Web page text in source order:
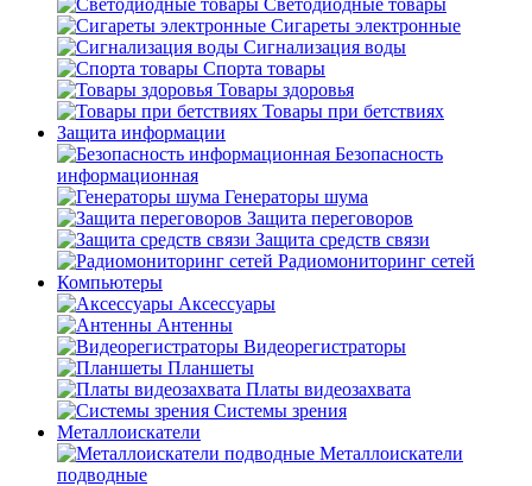
Светодиодные товары
Сигареты электронные
Сигнализация воды
Спорта товары
Товары здоровья
Товары при бетствиях
Защита информации
Безопасность
информационная
Генераторы шума
Защита переговоров
Защита средств связи
Радиомониторинг сетей
Компьютеры
Аксессуары
Антенны
Видеорегистраторы
Планшеты
Платы видеозахвата
Системы зрения
Металлоискатели
Металлоискатели
подводные